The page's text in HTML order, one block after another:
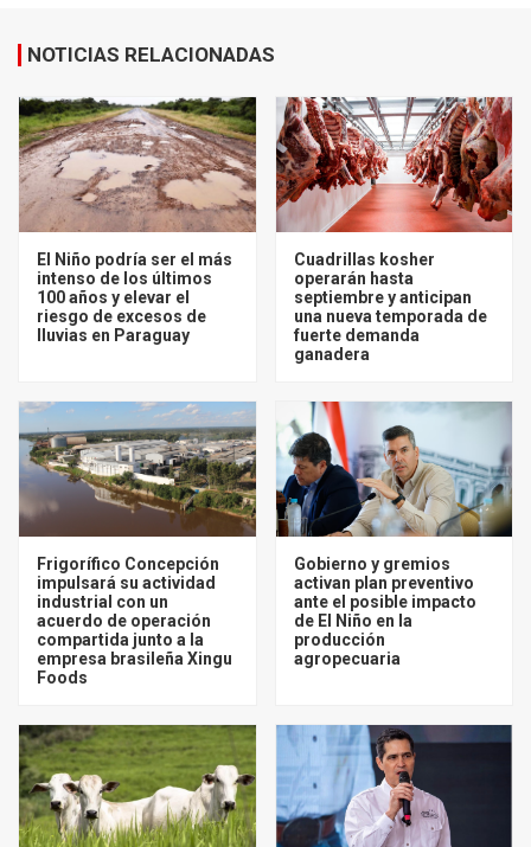
NOTICIAS RELACIONADAS
El Niño podría ser el más
intenso de los últimos
100 años y elevar el
riesgo de excesos de
lluvias en Paraguay
Cuadrillas kosher
operarán hasta
septiembre y anticipan
una nueva temporada de
fuerte demanda
ganadera
Frigorífico Concepción
impulsará su actividad
industrial con un
acuerdo de operación
compartida junto a la
empresa brasileña Xingu
Foods
Gobierno y gremios
activan plan preventivo
ante el posible impacto
de El Niño en la
producción
agropecuaria